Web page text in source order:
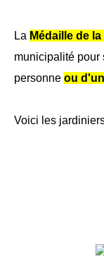
La Médaille de
municipalité pour
personne ou
Voici les